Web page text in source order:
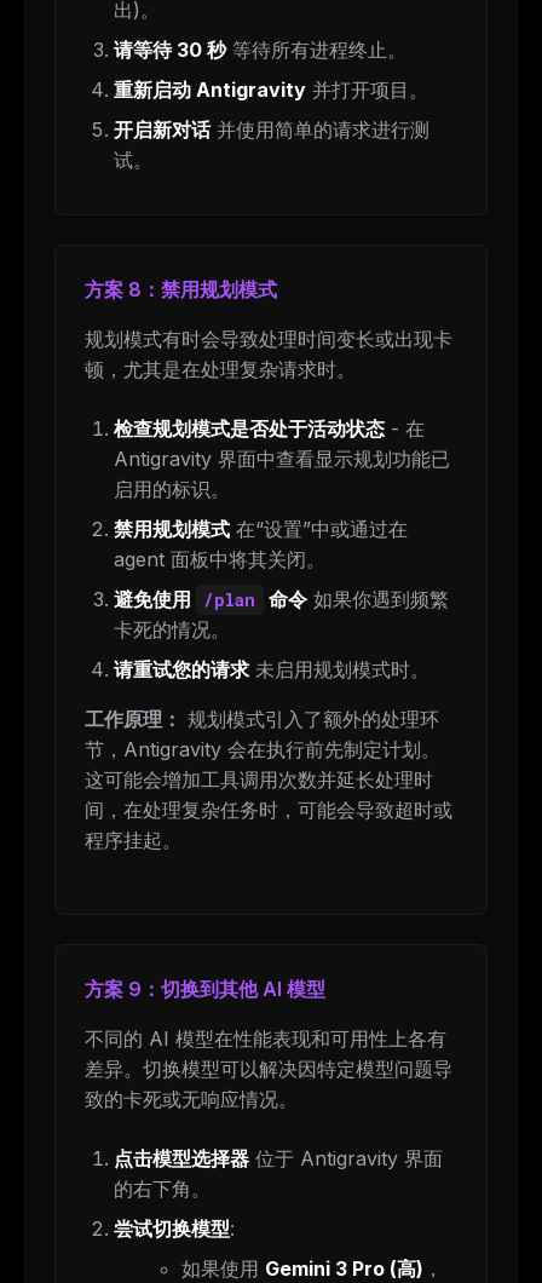
出)。
请等待 30 秒等待所有进程终止。
重新启动 Antigravity 并打开项目。
开启新对话并使用简单的请求进行测
试。
方案 8：禁用规划模式
规划模式有时会导致处理时间变长或出现卡
顿，尤其是在处理复杂请求时。
检查规划模式是否处于活动状态 - 在
Antigravity 界面中查看显示规划功能已
启用的标识。
禁用规划模式 在“设置”中或通过在
agent 面板中将其关闭。
避免使用
/plan 命令如果你遇到频繁
卡死的情况。
请重试您的请求 未启用规划模式时。
工作原理： 规划模式引入了额外的处理环
节，Antigravity 会在执行前先制定计划。
这可能会增加工具调用次数并延长处理时
间，在处理复杂任务时，可能会导致超时或
程序挂起。
方案 9：切换到其他 AI 模型
不同的 AI 模型在性能表现和可用性上各有
差异。切换模型可以解决因特定模型问题导
致的卡死或无响应情况。
点击模型选择器 位于 Antigravity 界面
的右下角。
尝试切换模型:
如果使用 Gemini 3 Pro (高) ，